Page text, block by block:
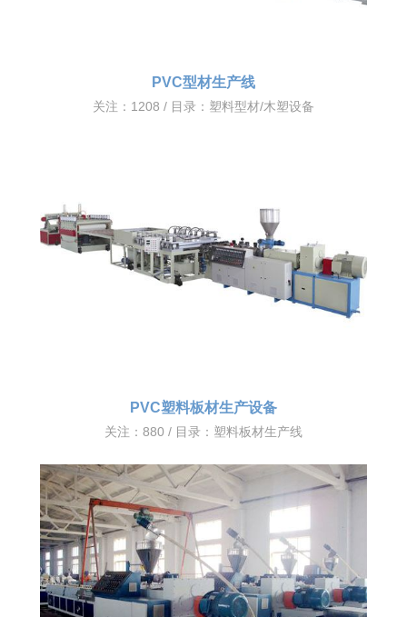
PVC型材生产线
关注：1208 / 目录： 塑料型材/木塑设备
PVC塑料板材生产设备
关注：880 / 目录： 塑料板材生产线